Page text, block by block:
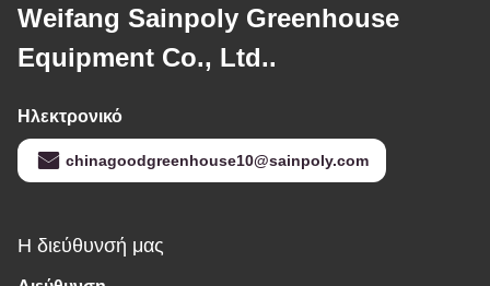
Weifang Sainpoly Greenhouse
Equipment Co., Ltd..
Ηλεκτρονικό
chinagoodgreenhouse10@sainpoly.com
Η διεύθυνσή μας